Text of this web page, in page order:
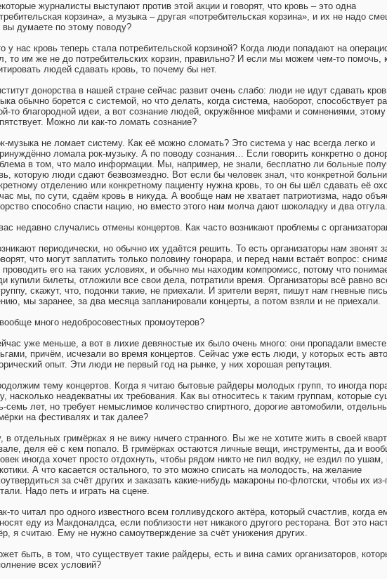
журналисты выступают против этой акции и говорят, что кровь – это одна
корзина», а музыка – другая «потребительская корзина», и их не надо
вы думаете по этому поводу?
у нас кровь теперь стала потребительской корзиной? Когда люди попадают на
то им же не до потребительских корзин, правильно? И если мы можем чем-то помочь,
людей сдавать кровь, то почему бы нет.
донорства в нашей стране сейчас развит очень слабо: люди не идут сдавать
обычно борется с системой, но что делать, когда система, наоборот, способствует
то благородной идеи, а вот сознание людей, окружённое мифами и сомнениями, этому
Можно ли как-то ломать сознание?
музыка не ломает систему. Как её можно сломать? Это система у нас всегда легко и
ломала рок-музыку. А по поводу сознания… Если говорить конкретно о
в том, что мало информации. Мы, например, не знали, бесплатно ли больные
которую люди сдают безвозмездно. Вот если бы человек знал, что конкретной
отделению или конкретному пациенту нужна кровь, то он бы шёл сдавать её
мы, по сути, сдаём кровь в никуда. А вообще нам не хватает патриотизма, надо
способно спасти нацию, но вместо этого нам молча дают шоколадку и два отгула.
недавно случались отмены концертов. Как часто возникают проблемы с
периодически, но обычно их удаётся решить. То есть организаторы нам звонят
что могут заплатить только половину гонорара, и перед нами встаёт вопрос:
проводить его на таких условиях, и обычно мы находим компромисс, потому что
купили билеты, отложили все свои дела, потратили время. Организаторы всё равно
скажут, что, подонки такие, не приехали. И зрители верят, пишут нам гневные
мы заранее, за два месяца запланировали концерты, а потом взяли и не приехали.
много недобросовестных промоутеров?
уже меньше, а вот в лихие девяностые их было очень много: они пропадали
причём, исчезали во время концертов. Сейчас уже есть люди, у которых есть
опыт. Эти люди не первый год на рынке, у них хорошая репутация.
тему концертов. Когда я читаю бытовые райдеры молодых групп, то иногда
насколько неадекватны их требования. Как вы относитесь к таким группам, которые
семь лет, но требует немыслимое количество спиртного, дорогие автомобили,
на фестивалях и так далее?
в отдельных гримёрках я не вижу ничего странного. Вы же не хотите жить в своей
деля её с кем попало. В гримёрках остаются личные вещи, инструменты, да и
иногда хочет просто отдохнуть, чтобы рядом никто не пил водку, не ездил по ушам,
А что касается остального, то это можно списать на молодость, на желание
за счёт других и заказать какие-нибудь макароны по-флотски, чтобы их
Надо петь и играть на сцене.
то читал про одного известного всем голливудского актёра, который счастлив, когда
еду из Макдоналдса, если поблизости нет никакого другого ресторана. Вот это
я считаю. Ему не нужно самоутверждение за счёт унижения других.
быть, в том, что существует такие райдеры, есть и вина самих организаторов,
всех условий?